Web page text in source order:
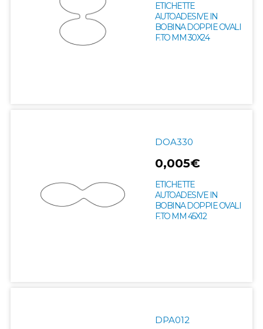
ETICHETTE
AUTOADESIVE IN
BOBINA DOPPIE OVALI
F.TO MM 30X24
DOA330
0,005€
ETICHETTE
AUTOADESIVE IN
BOBINA DOPPIE OVALI
F.TO MM 45X12
DPA012